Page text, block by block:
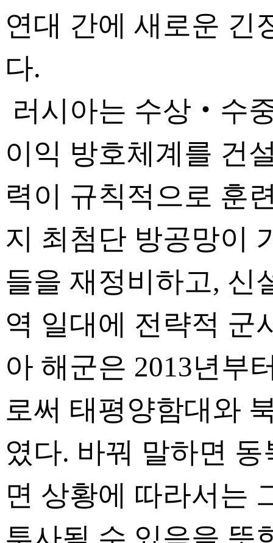
연대 간에 새로운 긴
다.
러시아는 수상‧수
이익 방호체계를 건
력이 규칙적으로 훈
지 최첨단 방공망이
들을 재정비하고, 신
역 일대에 전략적 군
아 해군은 2013년부
로써 태평양함대와
였다. 바꿔 말하면
면 상황에 따라서는